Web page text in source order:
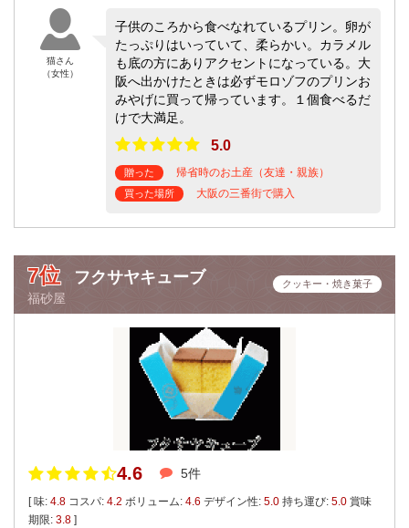
猫さん
（女性）
子供のころから食べなれているプリン。卵が
たっぷりはいっていて、柔らかい。カラメル
も底の方にありアクセントになっている。大
阪へ出かけたときは必ずモロゾフのプリンお
みやげに買って帰っています。１個食べるだ
けで大満足。
5.0
贈った 帰省時のお土産（友達・親族）
買った場所 大阪の三番街で購入
7位 フクサヤキューブ
福砂屋
クッキー・焼き菓子
4.6 5件
[ 味: 4.8 コスパ: 4.2 ボリューム: 4.6 デザイン性: 5.0 持ち運び: 5.0 賞味
期限: 3.8 ]